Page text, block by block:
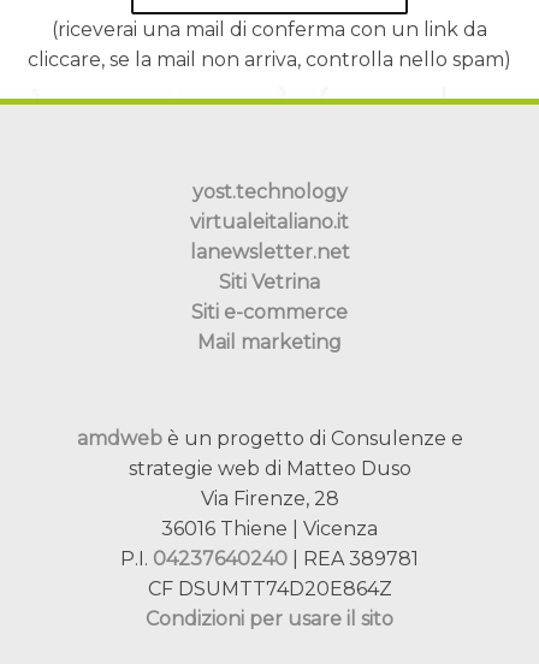
(riceverai una mail di conferma con un link da
cliccare, se la mail non arriva, controlla nello spam)
yost.technology
virtualeitaliano.it
lanewsletter.net
Siti Vetrina
Siti e-commerce
Mail marketing
amdwebè un progetto di Consulenze e
strategie web di Matteo Duso
Via Firenze, 28
36016 Thiene | Vicenza
P.I. 04237640240 | REA 389781
CF DSUMTT74D20E864Z
Condizioni per usare il sito